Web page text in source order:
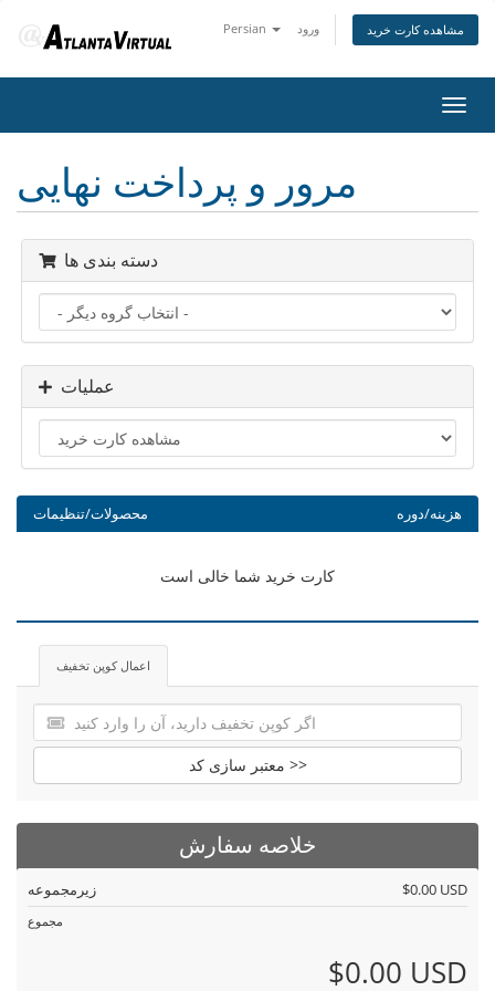
Persian ورود مشاهده کارت خرید
تغییر
مرور و پرداخت نهایی
دسته بندی ها
عملیات
محصولات/تنظیمات هزینه/دوره
کارت خرید شما خالی است
اعمال کوپن تخفیف
معتبر سازی کد >>
خلاصه سفارش
زیرمجموعه $0.00 USD
مجموع
$0.00 USD